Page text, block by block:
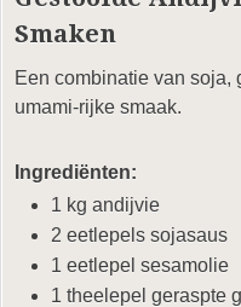
Smaken
Een combinatie van soja,
umami-rijke smaak.
Ingrediënten:
1 kg andijvie
2 eetlepels sojasaus
1 eetlepel sesamolie
1 theelepel geraspte